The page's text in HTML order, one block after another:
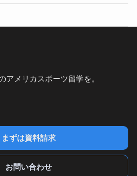
アメリカスポーツ留学を。
まずは資料請求
お問い合わせ